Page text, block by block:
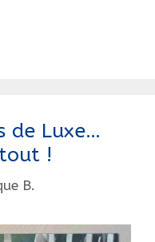
de Luxe…
!
B.